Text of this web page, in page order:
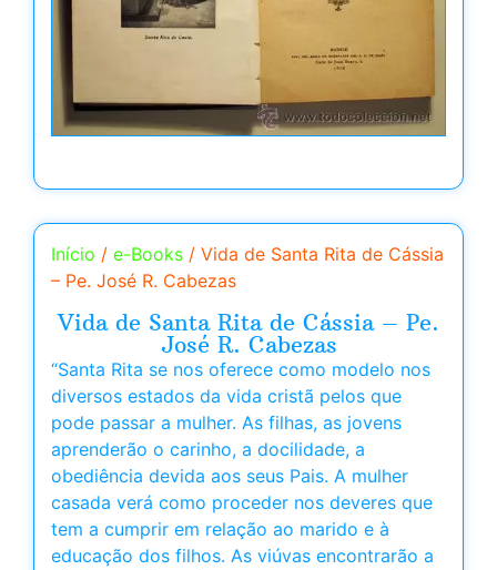
Início / e-Books / Vida de Santa Rita de Cássia
– Pe. José R. Cabezas
Vida de Santa Rita de Cássia – Pe.
José R. Cabezas
“Santa Rita se nos oferece como modelo nos
diversos estados da vida cristã pelos que
pode passar a mulher. As filhas, as jovens
aprenderão o carinho, a docilidade, a
obediência devida aos seus Pais. A mulher
casada verá como proceder nos deveres que
tem a cumprir em relação ao marido e à
educação dos filhos. As viúvas encontrarão a